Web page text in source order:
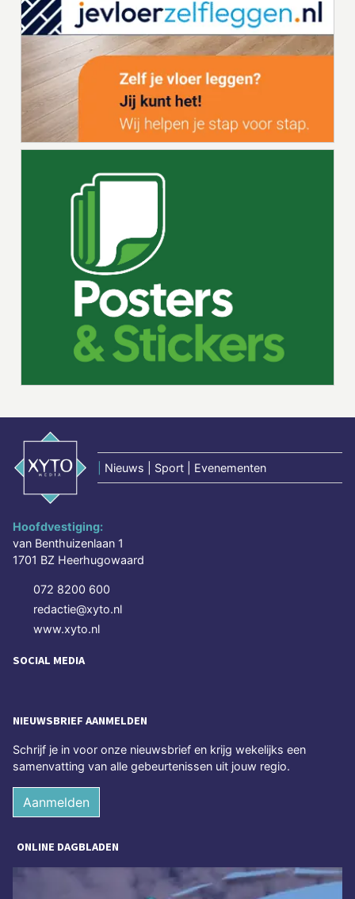
Nieuws | Sport | Evenementen
Hoofdvestiging:
van Benthuizenlaan 1
1701 BZ Heerhugowaard
072 8200 600
redactie@xyto.nl
www.xyto.nl
SOCIAL MEDIA
NIEUWSBRIEF AANMELDEN
Schrijf je in voor onze nieuwsbrief en krijg wekelijks een
samenvatting van alle gebeurtenissen uit jouw regio.
Aanmelden
ONLINE DAGBLADEN